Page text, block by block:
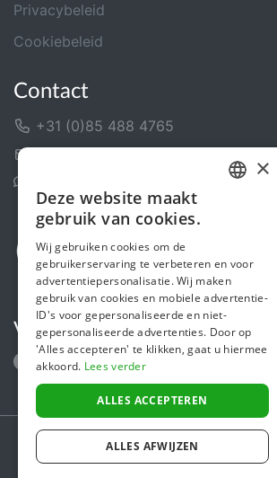
Privacybeleid
Cookiebeleid
Contact
+31 (0)85 488 4765
Volg ons
Secure payments powered by
ENGLISH
×
Deze website maakt
gebruik van cookies.
Wij gebruiken cookies om de
gebruikerservaring te verbeteren en voor
advertentiepersonalisatie. Wij maken
gebruik van cookies en mobiele advertentie-
ID's voor gepersonaliseerde en niet-
gepersonaliseerde advertenties. Door op
'Alles accepteren' te klikken, gaat u hiermee
akkoord. Lees verder
ALLES ACCEPTEREN
ALLES AFWIJZEN